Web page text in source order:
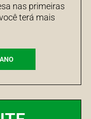
nas primeiras
terá mais